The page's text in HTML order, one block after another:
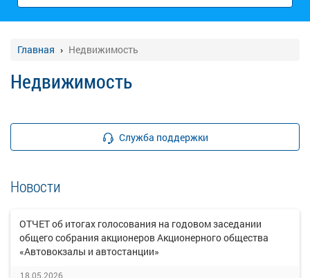
Главная Недвижимость
Недвижимость
Служба поддержки
Новости
ОТЧЕТ об итогах голосования на годовом заседании
общего собрания акционеров Акционерного общества
«Автовокзалы и автостанции»
18.05.2026